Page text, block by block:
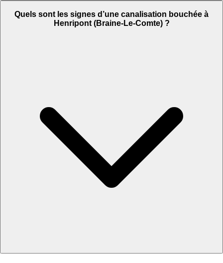
Quels sont les signes d’une canalisation bouchée à
Henripont (Braine-Le-Comte) ?